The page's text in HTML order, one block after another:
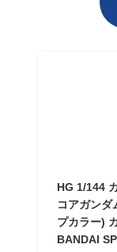
HG 1/144
コアガンダ
プカラー)
BANDAI